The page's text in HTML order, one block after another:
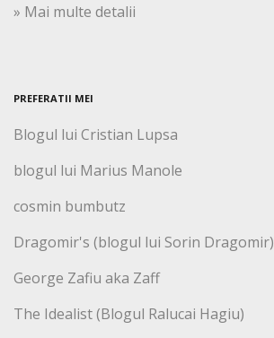
» Mai multe detalii
PREFERATII MEI
Blogul lui Cristian Lupsa
blogul lui Marius Manole
cosmin bumbutz
Dragomir's (blogul lui Sorin Dragomir)
George Zafiu aka Zaff
The Idealist (Blogul Ralucai Hagiu)